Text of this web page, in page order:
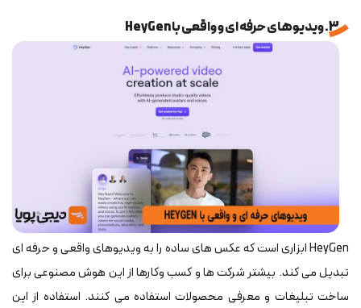
3. ویدیوهای حرفه ای و واقعی با HeyGen
HeyGen ابزاری است که عکس های ساده را به ویدیوهای واقعی و حرفه ای
تبدیل می کند. بیشتر شرکت ها و کسب وکارها از این هوش مصنوعی برای
ساخت تبلیغات و معرفی محصولات استفاده می کنند. استفاده از این